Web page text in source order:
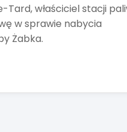
20 lat pomagają
edycja stawia
i Strefę Biznesu.